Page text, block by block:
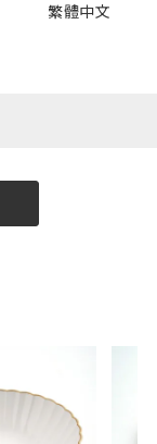
ますと、熨
繁體中文